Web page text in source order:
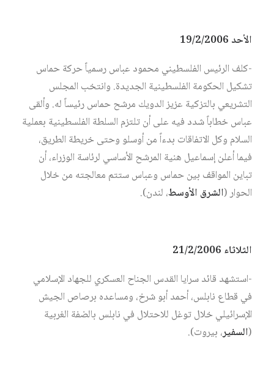
الأحد 19/2/2006
-كلف الرئيس الفلسطيني محمود عباس رسمياً حركة حماس
تشكيل الحكومة الفلسطينية الجديدة. وانتخب المجلس
التشريعي بالتزكية عزيز الدويك مرشح حماس رئيساً له. وألقى
عباس خطاباً شدد فيه على أن تلتزم السلطة الفلسطينية بعملية
السلام وكل الاتفاقات بدءاً من أوسلو وحتى خريطة الطريق،
فيما أعلن إسماعيل هنية المرشح الأساسي لرئاسة الوزراء، أن
تباين المواقف بين حماس وعباس ستتم معالجته من خلال
الحوار (الشرق الأوسط، لندن).
الثلاثاء 21/2/2006
-استشهد قائد سرايا القدس الجناح العسكري للجهاد الإسلامي
في قطاع نابلس، أحمد أبو شرخ، ومساعده برصاص الجيش
الإسرائيلي خلال توغل للاحتلال في نابلس بالضفة الغربية
(السفير، بيروت).